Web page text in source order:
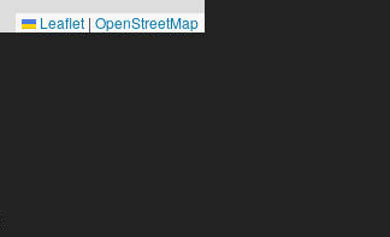
Leaflet | OpenStreetMap